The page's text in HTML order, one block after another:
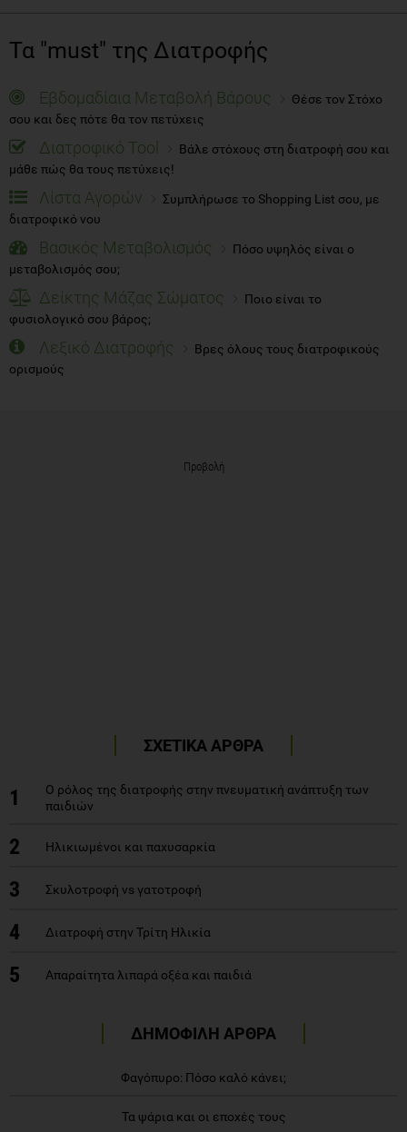
Τα "must" της Διατροφής
Εβδομαδίαια Μεταβολή Βάρους
Θέσε τον Στόχο
σου και δες πότε θα τον πετύχεις
Διατροφικό Tool
Βάλε στόχους στη διατροφή σου και
μάθε πώς θα τους πετύχεις!
Λίστα Αγορών
Συμπλήρωσε το Shopping List σου, με
διατροφικό νου
Βασικός Μεταβολισμός
Πόσο υψηλός είναι ο
μεταβολισμός σου;
Δείκτης Μάζας Σώματος
Ποιο είναι το
φυσιολογικό σου βάρος;
Λεξικό Διατροφής
Βρες όλους τους διατροφικούς
ορισμούς
Προβολή
ΣΧΕΤΙΚΑ ΑΡΘΡΑ
1
Ο ρόλος της διατροφής στην πνευματική ανάπτυξη των
παιδιών
2 Ηλικιωμένοι και παχυσαρκία
3 Σκυλοτροφή vs γατοτροφή
4 Διατροφή στην Τρίτη Ηλικία
5 Απαραίτητα λιπαρά οξέα και παιδιά
ΔΗΜΟΦΙΛΗ ΑΡΘΡΑ
Φαγόπυρο: Πόσο καλό κάνει;
Τα ψάρια και οι εποχές τους